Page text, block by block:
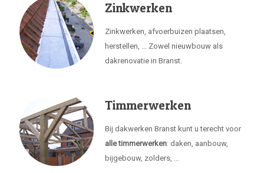
Zinkwerken
Zinkwerken, afvoerbuizen plaatsen,
herstellen, ... Zowel nieuwbouw als
dakrenovatie in Branst.
Timmerwerken
Bij dakwerken Branst kunt u terecht voor
alle timmerwerken: daken, aanbouw,
bijgebouw, zolders, ...